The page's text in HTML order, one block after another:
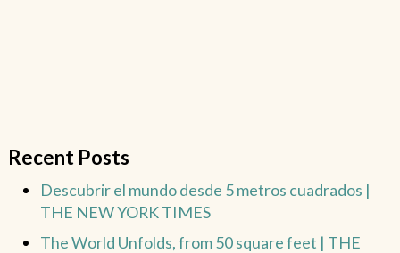
Recent Posts
Descubrir el mundo desde 5 metros cuadrados |
THE NEW YORK TIMES
The World Unfolds, from 50 square feet | THE